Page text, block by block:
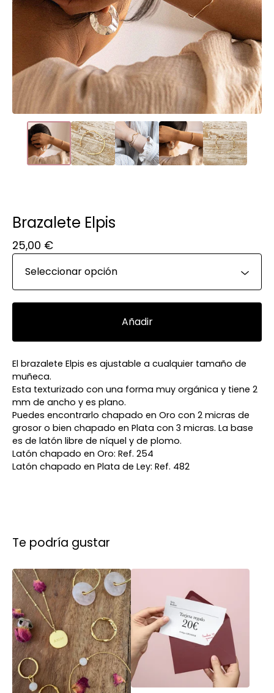
Brazalete Elpis
25,00 €
Añadir
El brazalete Elpis es ajustable a cualquier tamaño de
muñeca.
Esta texturizado con una forma muy orgánica y tiene 2
mm de ancho y es plano.
Puedes encontrarlo chapado en Oro con 2 micras de
grosor o bien chapado en Plata con 3 micras. La base
es de latón libre de níquel y de plomo.
Latón chapado en Oro: Ref. 254
Latón chapado en Plata de Ley: Ref. 482
Te podría gustar